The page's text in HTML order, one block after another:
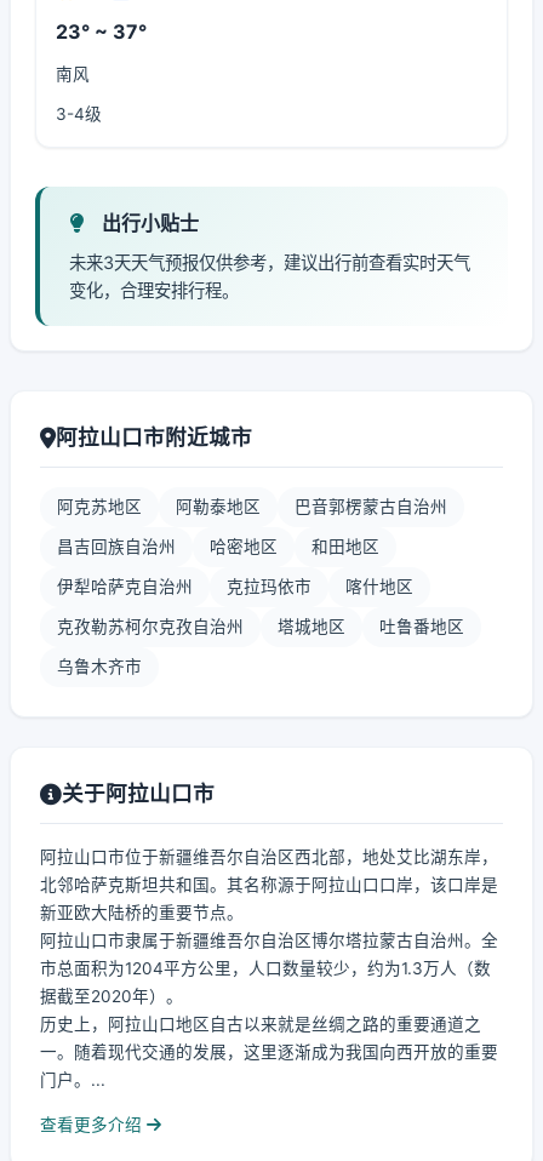
23° ~ 37°
南风
3-4级
出行小贴士
未来3天天气预报仅供参考，建议出行前查看实时天气
变化，合理安排行程。
阿拉山口市附近城市
阿克苏地区 阿勒泰地区 巴音郭楞蒙古自治州
昌吉回族自治州 哈密地区 和田地区
伊犁哈萨克自治州 克拉玛依市 喀什地区
克孜勒苏柯尔克孜自治州 塔城地区 吐鲁番地区
乌鲁木齐市
关于阿拉山口市
阿拉山口市位于新疆维吾尔自治区西北部，地处艾比湖东岸，
北邻哈萨克斯坦共和国。其名称源于阿拉山口口岸，该口岸是
新亚欧大陆桥的重要节点。
阿拉山口市隶属于新疆维吾尔自治区博尔塔拉蒙古自治州。全
市总面积为1204平方公里，人口数量较少，约为1.3万人（数
据截至2020年）。
历史上，阿拉山口地区自古以来就是丝绸之路的重要通道之
一。随着现代交通的发展，这里逐渐成为我国向西开放的重要
门户。...
查看更多介绍